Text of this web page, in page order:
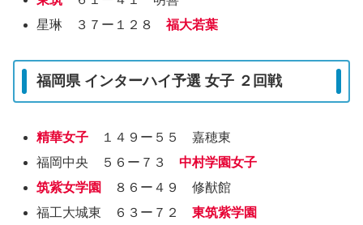
星琳 ３７ー１２８福大若葉
福岡県 インターハイ予選 女子 ２回戦
精華女子 １４９ー５５ 嘉穂東
福岡中央 ５６ー７３中村学園女子
筑紫女学園
８６ー４９ 修猷館
福工大城東 ６３ー７２東筑紫学園